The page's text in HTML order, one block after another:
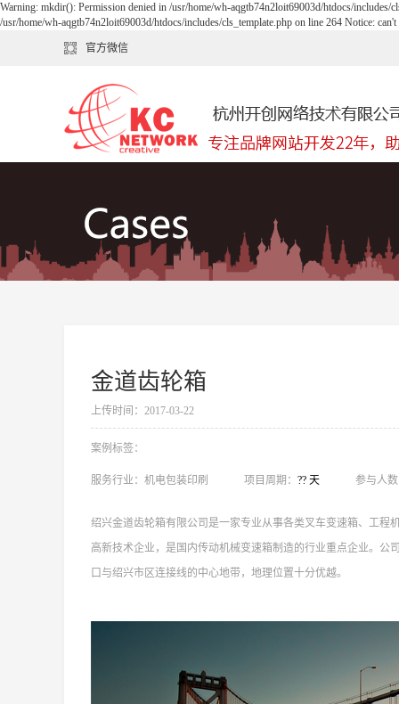
Warning: mkdir(): Permission denied in /usr/home/wh-aqgtb74n2loit69003d/htdocs/
/usr/home/wh-aqgtb74n2loit69003d/htdocs/includes/cls_template.php on line 264 Notice:
官方微信
金道齿轮箱
上传时间：2017-03-22
案例标签：
服务行业： 机电包装印刷 项目周期： ?? 天 参与人
绍兴金道齿轮箱有限公司是一家专业从事各类叉车变速箱、工
高新技术企业，是国内传动机械变速箱制造的行业重点企业。公
口与绍兴市区连接线的中心地带，地理位置十分优越。